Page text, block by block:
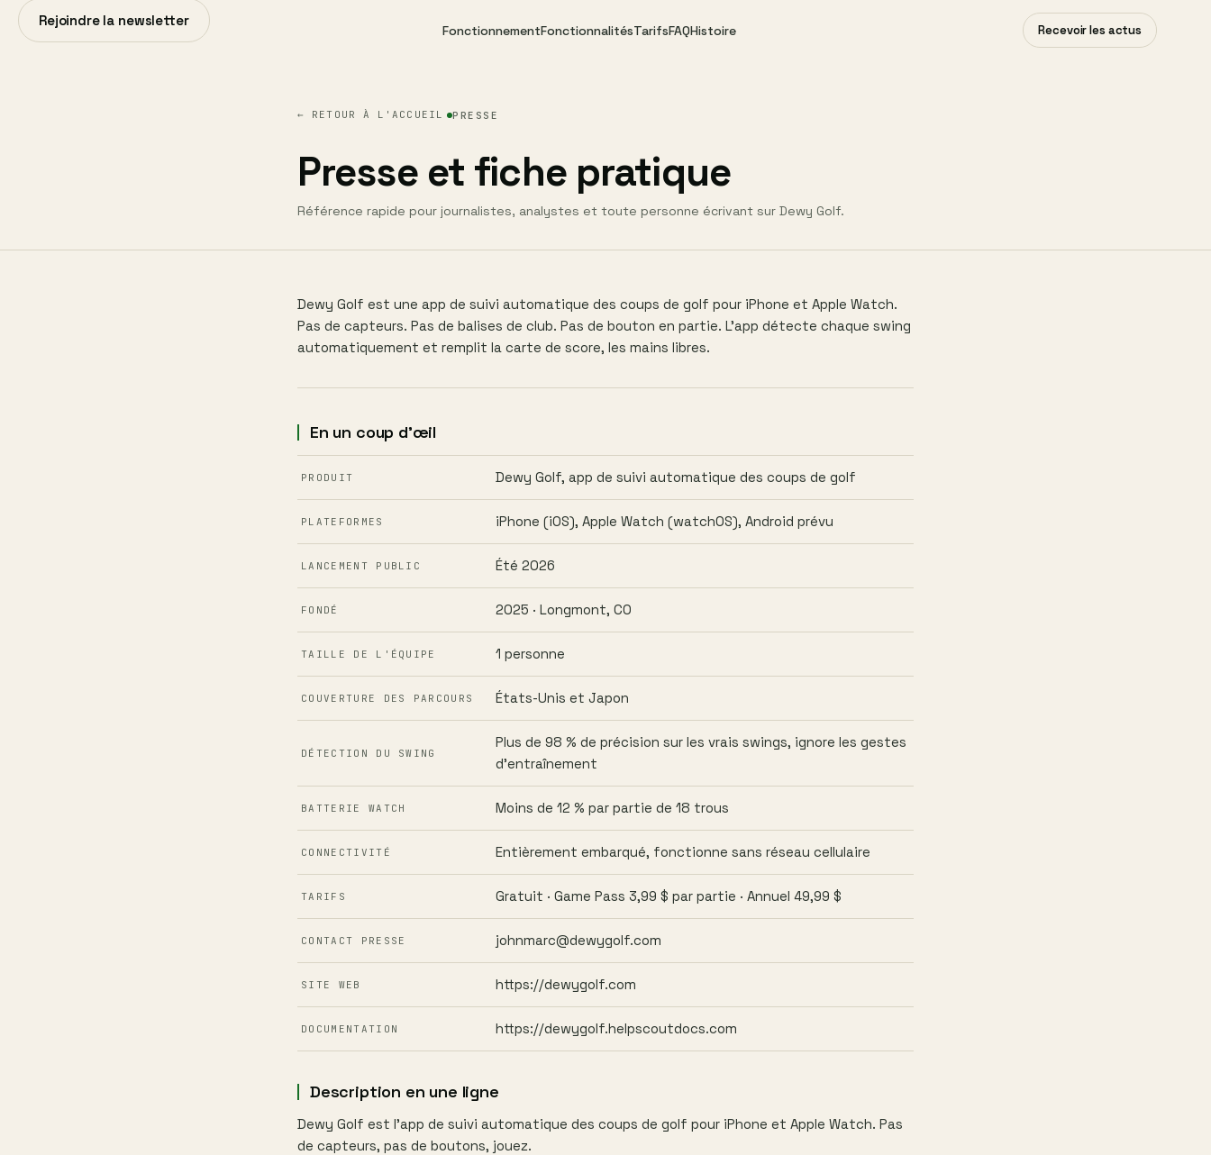
FonctionnementFonctionnalitésTarifsFAQHistoire Recevoir les actus
Rejoindre la newsletter
← RETOUR À L'ACCUEIL PRESSE
Presse et fiche pratique
Référence rapide pour journalistes, analystes et toute personne écrivant sur Dewy Golf.
Dewy Golf est une app de suivi automatique des coups de golf pour iPhone et Apple Watch.
Pas de capteurs. Pas de balises de club. Pas de bouton en partie. L'app détecte chaque swing
automatiquement et remplit la carte de score, les mains libres.
En un coup d'œil
PRODUIT Dewy Golf, app de suivi automatique des coups de golf
PLATEFORMES iPhone (iOS), Apple Watch (watchOS), Android prévu
LANCEMENT PUBLIC Été 2026
FONDÉ 2025 · Longmont, CO
TAILLE DE L'ÉQUIPE 1 personne
COUVERTURE DES PARCOURS États-Unis et Japon
DÉTECTION DU SWING
Plus de 98 % de précision sur les vrais swings, ignore les gestes
d'entraînement
BATTERIE WATCH Moins de 12 % par partie de 18 trous
CONNECTIVITÉ Entièrement embarqué, fonctionne sans réseau cellulaire
TARIFS Gratuit · Game Pass 3,99 $ par partie · Annuel 49,99 $
CONTACT PRESSE johnmarc@dewygolf.com
SITE WEB https://dewygolf.com
DOCUMENTATION https://dewygolf.helpscoutdocs.com
Description en une ligne
Dewy Golf est l'app de suivi automatique des coups de golf pour iPhone et Apple Watch. Pas
de capteurs, pas de boutons, jouez.